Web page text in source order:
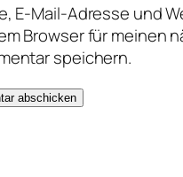
E-Mail-Adresse und
Browser für meinen
speichern.